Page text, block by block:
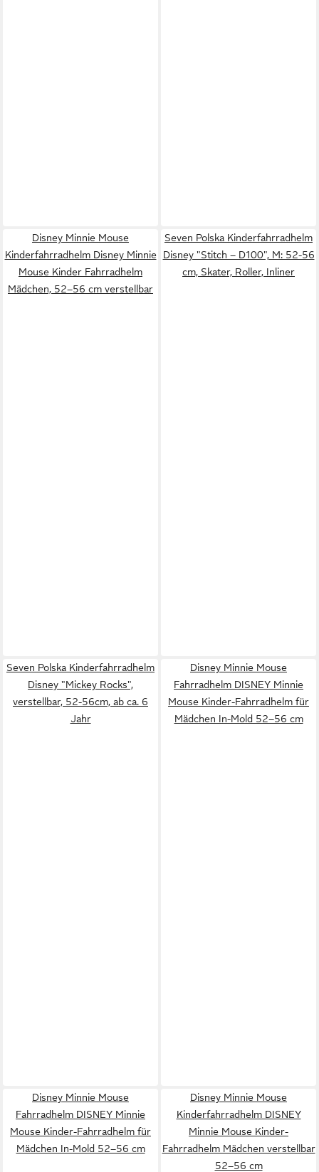
Disney Minnie Mouse
Kinderfahrradhelm Disney Minnie
Mouse Kinder Fahrradhelm
Mädchen, 52–56 cm verstellbar
Seven Polska Kinderfahrradhelm
Disney "Stitch – D100", M: 52-56
cm, Skater, Roller, Inliner
Seven Polska Kinderfahrradhelm
Disney "Mickey Rocks",
verstellbar, 52-56cm, ab ca. 6
Jahr
Disney Minnie Mouse
Fahrradhelm DISNEY Minnie
Mouse Kinder-Fahrradhelm für
Mädchen In-Mold 52–56 cm
Disney Minnie Mouse
Fahrradhelm DISNEY Minnie
Mouse Kinder-Fahrradhelm für
Mädchen In-Mold 52–56 cm
Disney Minnie Mouse
Kinderfahrradhelm DISNEY
Minnie Mouse Kinder-
Fahrradhelm Mädchen verstellbar
52–56 cm